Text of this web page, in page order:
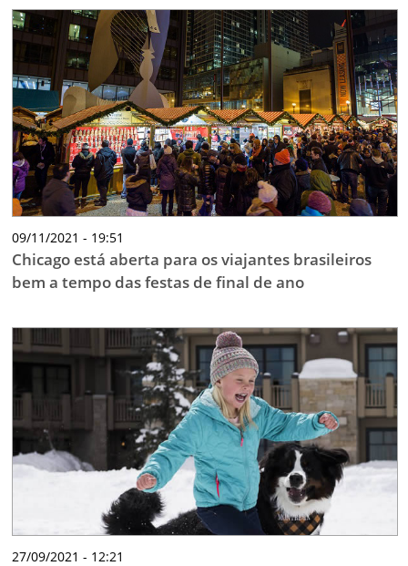
09/11/2021 - 19:51
Chicago está aberta para os viajantes brasileiros
bem a tempo das festas de final de ano
27/09/2021 - 12:21